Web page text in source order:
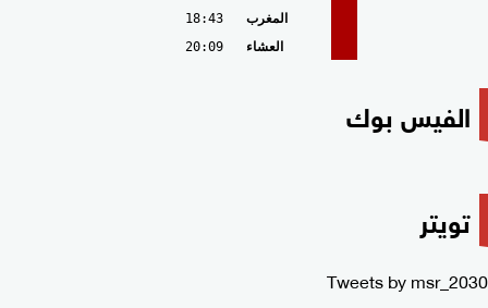
المغرب
18:43
العشاء
20:09
الفيس بوك
تويتر
Tweets by msr_2030